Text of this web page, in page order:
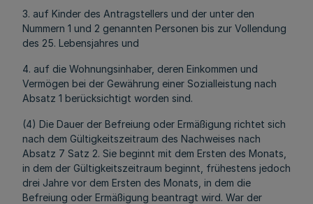
3. auf Kinder des Antragstellers und der unter den
Nummern 1 und 2 genannten Personen bis zur Vollendung
des 25. Lebensjahres und
4. auf die Wohnungsinhaber, deren Einkommen und
Vermögen bei der Gewährung einer Sozialleistung nach
Absatz 1 berücksichtigt worden sind.
(4) Die Dauer der Befreiung oder Ermäßigung richtet sich
nach dem Gültigkeitszeitraum des Nachweises nach
Absatz 7 Satz 2. Sie beginnt mit dem Ersten des Monats,
in dem der Gültigkeitszeitraum beginnt, frühestens jedoch
drei Jahre vor dem Ersten des Monats, in dem die
Befreiung oder Ermäßigung beantragt wird. War der